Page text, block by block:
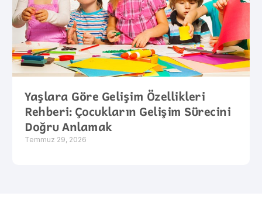
Yaşlara Göre Gelişim Özellikleri
Rehberi: Çocukların Gelişim Sürecini
Doğru Anlamak
Temmuz 29, 2026